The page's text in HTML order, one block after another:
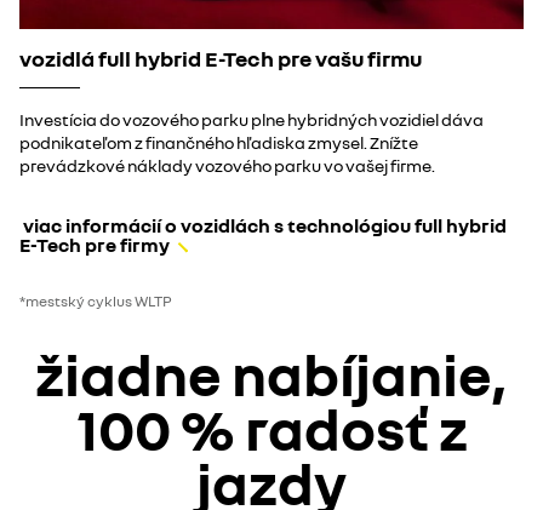
vozidlá full hybrid E-Tech pre vašu firmu
Investícia do vozového parku plne hybridných vozidiel dáva
podnikateľom z finančného hľadiska zmysel. Znížte
prevádzkové náklady vozového parku vo vašej firme.
​ viac informácií o vozidlách s technológiou full hybrid
E-Tech pre firmy
*mestský cyklus WLTP
žiadne nabíjanie,
100 % radosť z
jazdy